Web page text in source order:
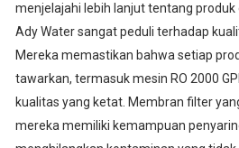
menjelajahi lebih lanjut tentang produk
Ady Water sangat peduli terhadap
Mereka memastikan bahwa setiap
tawarkan, termasuk mesin RO 2000
kualitas yang ketat. Membran filter
mereka memiliki kemampuan